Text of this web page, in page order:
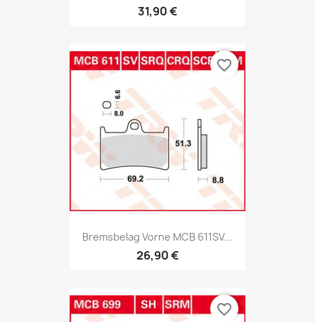
31,90 €
Bremsbelag Vorne MCB 611SV...
26,90 €
favorite_border
favorite_border